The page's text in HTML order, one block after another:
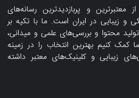
و پربازدیدترین رسانه‌های
زیبایی در ایران است. ما با تکیه بر
محتوا و بررسی‌های علمی و میدانی،
کمک کنیم بهترین انتخاب را در زمینه
زیبایی و کلینیک‌های معتبر داشته